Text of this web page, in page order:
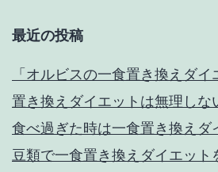
最近の投稿
「オルビスの一食置き換えダイ
置き換えダイエットは無理しな
食べ過ぎた時は一食置き換えダ
豆類で一食置き換えダイエット